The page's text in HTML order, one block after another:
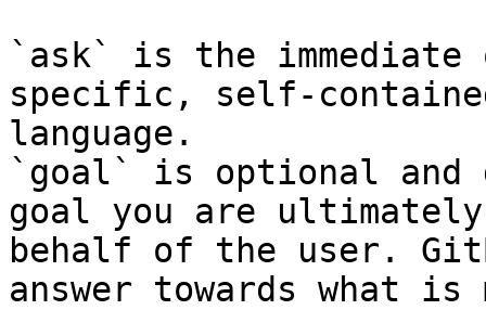
`ask` is the
specific, self-
language.
`goal` is optional and
goal you are
behalf of the user.
answer towards what